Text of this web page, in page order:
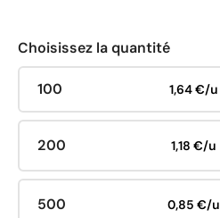
Choisissez la quantité
100 1,64 €/u
200 1,18 €/u
500 0,85 €/u